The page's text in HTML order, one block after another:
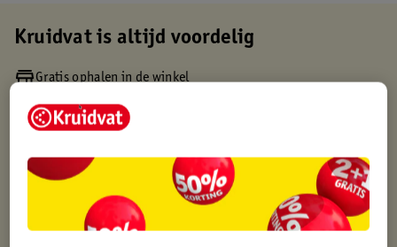
Kruidvat is altijd voordelig
Gratis ophalen in de winkel
Gratis thuisbezorgd vanaf 50.00
Gratis punten met je Kruidvat kaart